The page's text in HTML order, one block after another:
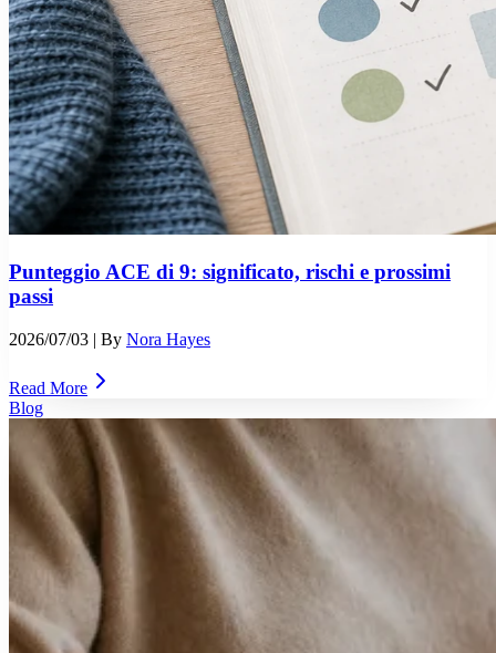
Punteggio ACE di 9: significato, rischi e prossimi
passi
2026/07/03 | By Nora Hayes
Read More
Blog